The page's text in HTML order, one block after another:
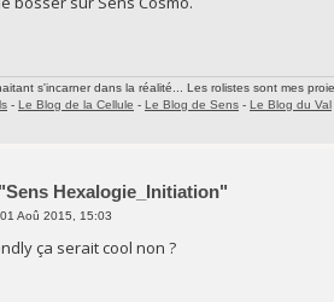
s'incarner dans la réalité... Les rolistes sont mes
- Le Blog de la Cellule - Le Blog de Sens - Le Blog du Val
Hexalogie_Initiation"
Aoû 2015, 15:03
ça serait cool non ?